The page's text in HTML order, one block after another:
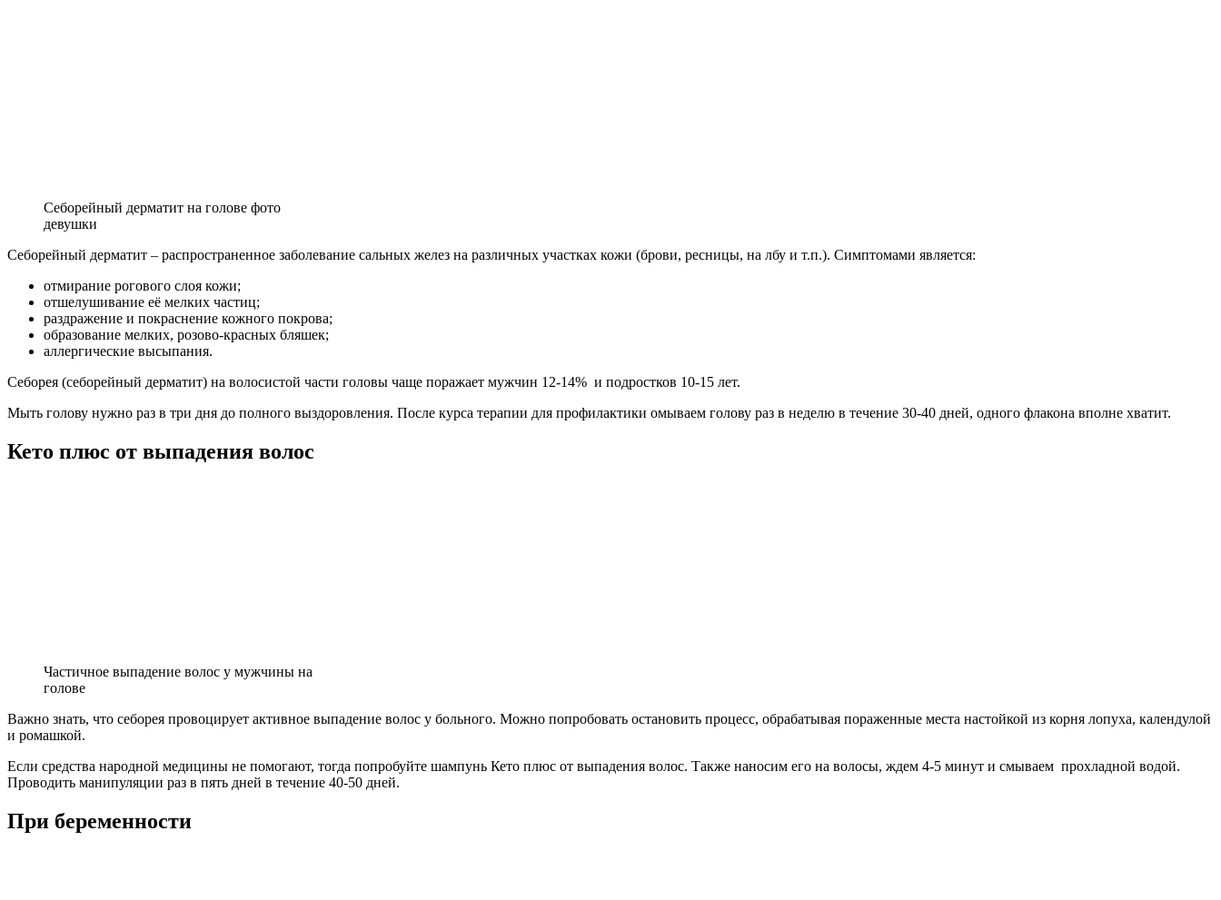
Себорейный дерматит на голове фото
девушки
Себорейный дерматит – распространенное заболевание сальных желез на различных участках кожи (брови, ресницы, на лбу и т.п.). Симптомами является:
отмирание рогового слоя кожи;
отшелушивание её мелких частиц;
раздражение и покраснение кожного покрова;
образование мелких, розово-красных бляшек;
аллергические высыпания.
Себорея (себорейный дерматит) на волосистой части головы чаще поражает мужчин 12-14% и подростков 10-15 лет.
Мыть голову нужно раз в три дня до полного выздоровления. После курса терапии для профилактики омываем голову раз в неделю в течение 30-40 дней, одного флакона вполне хватит.
Кето плюс от выпадения волос
Частичное выпадение волос у мужчины на
голове
Важно знать, что себорея провоцирует активное выпадение волос у больного. Можно попробовать остановить процесс, обрабатывая пораженные места настойкой из корня лопуха, календулой
и ромашкой.
Если средства народной медицины не помогают, тогда попробуйте шампунь Кето плюс от выпадения волос. Также наносим его на волосы, ждем 4-5 минут и смываем прохладной водой.
Проводить манипуляции раз в пять дней в течение 40-50 дней.
При беременности